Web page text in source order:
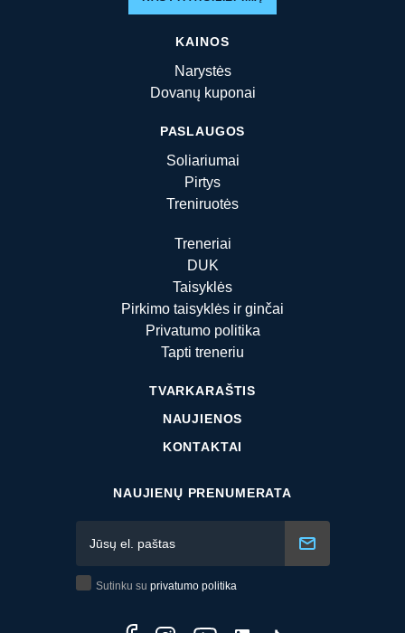
KAINOS
Narystės
Dovanų kuponai
PASLAUGOS
Soliariumai
Pirtys
Treniruotės
Treneriai
DUK
Taisyklės
Pirkimo taisyklės ir ginčai
Privatumo politika
Tapti treneriu
TVARKARAŠTIS
NAUJIENOS
KONTAKTAI
NAUJIENŲ PRENUMERATA
Sutinku su privatumo politika